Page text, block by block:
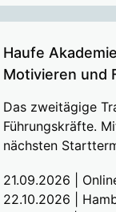
Haufe
Motivieren und
Das zweitägige
Führungskräfte.
nächsten
21.09.2026 |
22.10.2026 |